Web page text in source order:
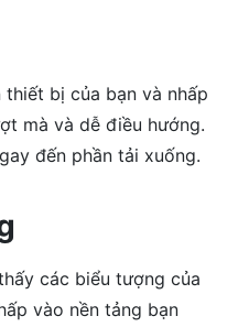
bị của bạn và nhấp
mà và dễ điều hướng.
đến phần tải xuống.
các biểu tượng của
vào nền tảng bạn